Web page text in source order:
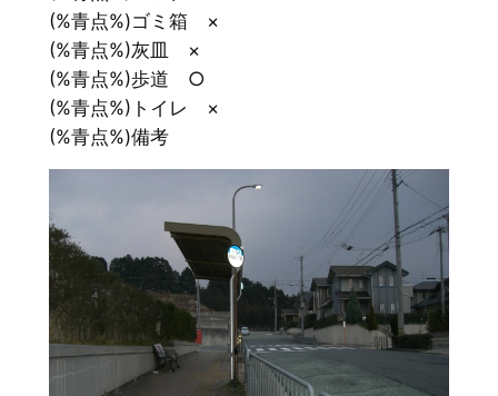
(%青点%)ゴミ箱 ×
(%青点%)灰皿 ×
(%青点%)歩道 ○
(%青点%)トイレ ×
(%青点%)備考